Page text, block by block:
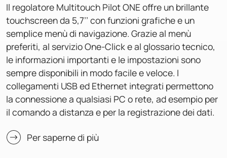
Il regolatore Multitouch Pilot ONE offre un brillante
touchscreen da 5,7’’ con funzioni grafiche e un
semplice menù di navigazione. Grazie al menù
preferiti, al servizio One-Click e al glossario tecnico,
le informazioni importanti e le impostazioni sono
sempre disponibili in modo facile e veloce. I
collegamenti USB ed Ethernet integrati permettono
la connessione a qualsiasi PC o rete, ad esempio per
il comando a distanza e per la registrazione dei dati.
Per saperne di più